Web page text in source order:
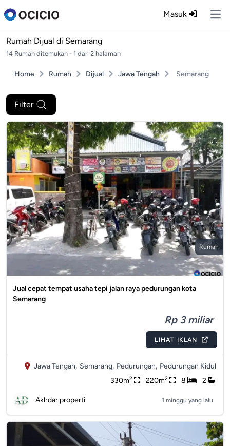
Masuk
Rumah Dijual di Semarang
14 Rumah ditemukan - 1 dari 2 halaman
Home Rumah Dijual Jawa Tengah Semarang
Filter
Rumah
Jual cepat tempat usaha tepi jalan raya pedurungan kota
Semarang
Rp 3 miliar
LIHAT IKLAN
Jawa Tengah, Semarang, Pedurungan, Pedurungan Kidul
330m2 220m2 8 2
Akhdar properti 1 minggu yang lalu